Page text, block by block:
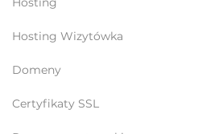
Hosting Wizytówka
Domeny
Certyfikaty SSL